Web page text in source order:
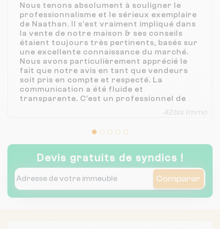
Nous tenons absolument à souligner le
professionnalisme et le sérieux exemplaire
de Naathan. Il s'est vraiment impliqué dans
la vente de notre maison & ses conseils
étaient toujours très pertinents, basés sur
une excellente connaissance du marché.
Nous avons particulièrement apprécié le
fait que notre avis en tant que vendeurs
soit pris en compte et respecté. La
communication a été fluide et
transparente. C'est un professionnel de
confiance que nous recommanderions
42bis Immo
Devis gratuits de syndics !
Comparer